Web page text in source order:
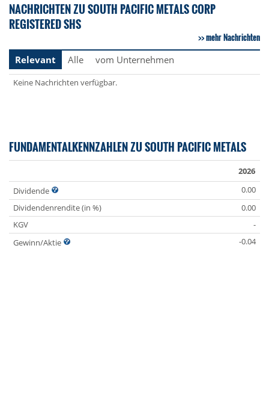
NACHRICHTEN ZU SOUTH PACIFIC METALS CORP
REGISTERED SHS
mehr Nachrichten
Relevant
Alle vom Unternehmen
Keine Nachrichten verfügbar.
FUNDAMENTALKENNZAHLEN ZU SOUTH PACIFIC METALS
2026
Dividende
0.00
Dividendenrendite (in %)
0.00
KGV
-
Gewinn/Aktie
-0.04